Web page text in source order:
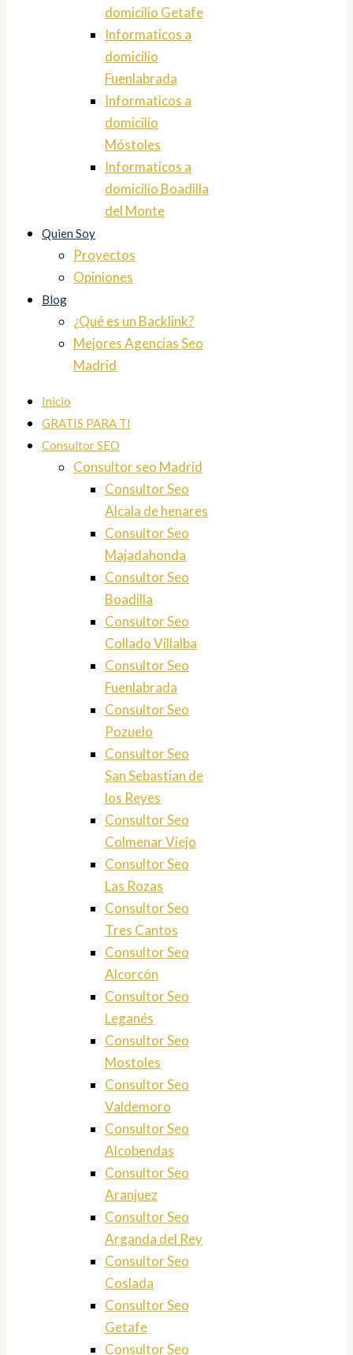
domicilio Getafe
Informaticos a
domicilio
Fuenlabrada
Informaticos a
domicilio
Móstoles
Informaticos a
domicilio Boadilla
del Monte
Quien Soy
Proyectos
Opiniones
Blog
¿Qué es un Backlink?
Mejores Agencias Seo
Madrid
Inicio
GRATIS PARA TI
Consultor SEO
Consultor seo Madrid
Consultor Seo
Alcala de henares
Consultor Seo
Majadahonda
Consultor Seo
Boadilla
Consultor Seo
Collado Villalba
Consultor Seo
Fuenlabrada
Consultor Seo
Pozuelo
Consultor Seo
San Sebastian de
los Reyes
Consultor Seo
Colmenar Viejo
Consultor Seo
Las Rozas
Consultor Seo
Tres Cantos
Consultor Seo
Alcorcón
Consultor Seo
Leganés
Consultor Seo
Mostoles
Consultor Seo
Valdemoro
Consultor Seo
Alcobendas
Consultor Seo
Aranjuez
Consultor Seo
Arganda del Rey
Consultor Seo
Coslada
Consultor Seo
Getafe
Consultor Seo